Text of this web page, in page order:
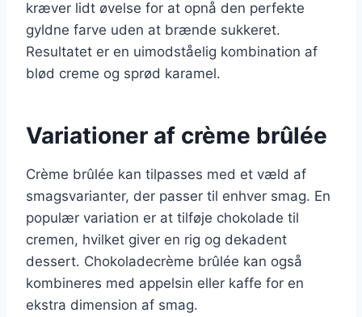
kræver lidt øvelse for at opnå den perfekte
gyldne farve uden at brænde sukkeret.
Resultatet er en uimodståelig kombination af
blød creme og sprød karamel.
Variationer af crème brûlée
Crème brûlée kan tilpasses med et væld af
smagsvarianter, der passer til enhver smag. En
populær variation er at tilføje chokolade til
cremen, hvilket giver en rig og dekadent
dessert. Chokoladecrème brûlée kan også
kombineres med appelsin eller kaffe for en
ekstra dimension af smag.